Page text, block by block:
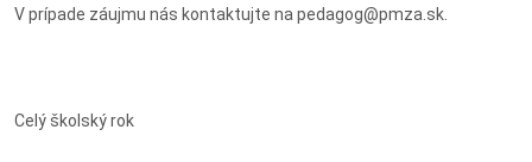
V prípade záujmu nás kontaktujte na pedagog@pmza.sk.
Celý školský rok